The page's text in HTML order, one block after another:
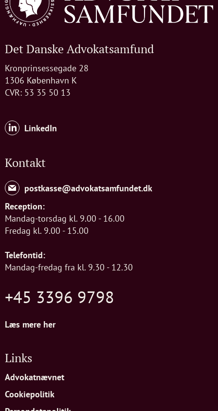
Det Danske Advokatsamfund
Kronprinsessegade 28
1306 København K
CVR: 53 35 50 13
LinkedIn
Kontakt
postkasse@advokatsamfundet.dk
Reception:
Mandag-torsdag kl. 9.00 - 16.00
Fredag kl. 9.00 - 15.00
Telefontid:
Mandag-fredag fra kl. 9.30 - 12.30
+45 3396 9798
Læs mere her
Links
Advokatnævnet
Cookiepolitik